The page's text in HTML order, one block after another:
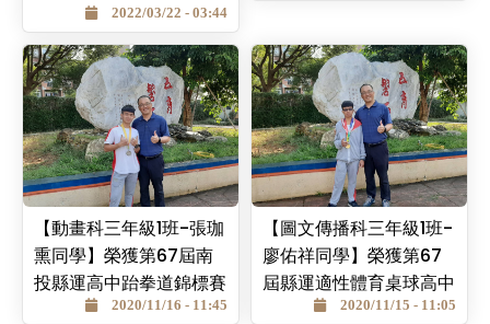
2022/03/22 - 03:44
【動畫科三年級1班-張珈
熏同學】榮獲第67屆南
投縣運高中跆拳道錦標賽
第二名
2020/11/16 - 11:45
【圖文傳播科三年級1班-
廖佑祥同學】榮獲第67
屆縣運適性體育桌球高中
組冠軍
2020/11/15 - 11:05